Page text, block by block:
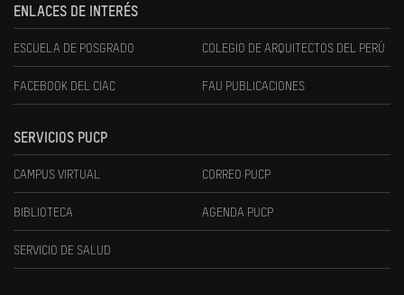
ENLACES DE INTERÉS
ESCUELA DE POSGRADO COLEGIO DE ARQUITECTOS DEL PERÚ
FACEBOOK DEL CIAC FAU PUBLICACIONES
SERVICIOS PUCP
CAMPUS VIRTUAL CORREO PUCP
BIBLIOTECA AGENDA PUCP
SERVICIO DE SALUD